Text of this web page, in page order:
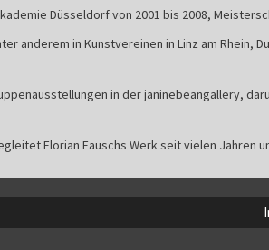
Düsseldorf von 2001 bis 2008,
anderem in Kunstvereinen in Linz am Rhein,
in der janinebeangallery,
Florian Fauschs Werk seit vielen Jahren